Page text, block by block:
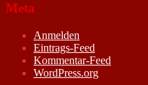
Meta
Anmelden
Eintrags-Feed
Kommentar-Feed
WordPress.org